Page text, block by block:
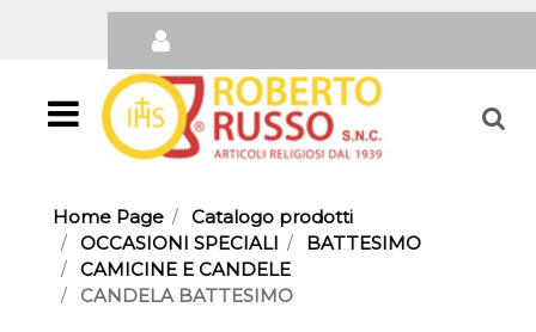
Open
Home Page
Catalogo prodotti
OCCASIONI SPECIALI
BATTESIMO
CAMICINE E CANDELE
CANDELA BATTESIMO